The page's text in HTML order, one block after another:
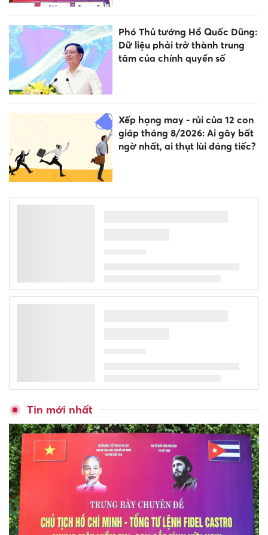
Phó Thủ tướng Hồ Quốc Dũng:
Dữ liệu phải trở thành trung
tâm của chính quyền số
Xếp hạng may - rủi của 12 con
giáp tháng 8/2026: Ai gây bất
ngờ nhất, ai thụt lùi đáng tiếc?
Lan tỏa phong trào bảo vệ an
trên nền tảng FSEL
Phối hợp liên ngành bảo đảm
an toàn trường học, phòng
chống bạo lực học đường